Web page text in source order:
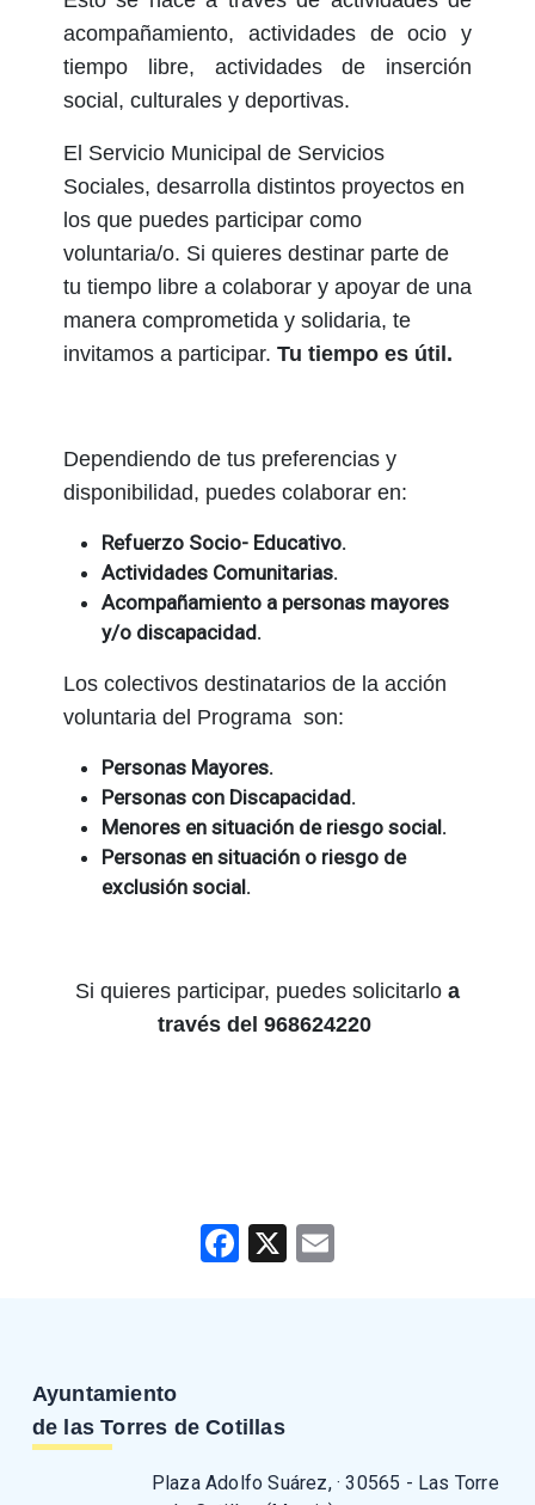
acompañamiento, actividades de ocio y
tiempo libre, actividades de inserción
social, culturales y deportivas.
El Servicio Municipal de Servicios
Sociales, desarrolla distintos proyectos en
los que puedes participar como
voluntaria/o. Si quieres destinar parte de
tu tiempo libre a colaborar y apoyar de una
manera comprometida y solidaria, te
invitamos a participar. Tu tiempo es útil.
Dependiendo de tus preferencias y
disponibilidad, puedes colaborar en:
Refuerzo Socio- Educativo.
Actividades Comunitarias.
Acompañamiento a personas mayores
y/o discapacidad.
Los colectivos destinatarios de la acción
voluntaria del Programa son:
Personas Mayores.
Personas con Discapacidad.
Menores en situación de riesgo social.
Personas en situación o riesgo de
exclusión social.
Si quieres participar, puedes solicitarlo a
través del 968624220
Facebook
X
Ayuntamiento
de las Torres de Cotillas
Plaza Adolfo Suárez, · 30565 - Las Torre